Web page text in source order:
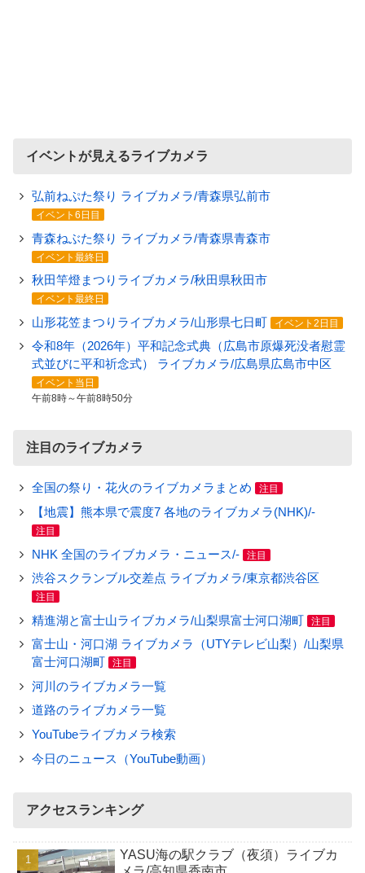
イベントが見えるライブカメラ
弘前ねぷた祭り ライブカメラ/青森県弘前市
イベント6日目
青森ねぶた祭り ライブカメラ/青森県青森市
イベント最終日
秋田竿燈まつりライブカメラ/秋田県秋田市
イベント最終日
山形花笠まつりライブカメラ/山形県七日町 イベント2日目
令和8年（2026年）平和記念式典（広島市原爆死没者慰霊
式並びに平和祈念式） ライブカメラ/広島県広島市中区
イベント当日
午前8時～午前8時50分
注目のライブカメラ
全国の祭り・花火のライブカメラまとめ 注目
【地震】熊本県で震度7 各地のライブカメラ(NHK)/-
注目
NHK 全国のライブカメラ・ニュース/- 注目
渋谷スクランブル交差点 ライブカメラ/東京都渋谷区
注目
精進湖と富士山ライブカメラ/山梨県富士河口湖町 注目
富士山・河口湖 ライブカメラ（UTYテレビ山梨）/山梨県
富士河口湖町
注目
河川のライブカメラ一覧
道路のライブカメラ一覧
YouTubeライブカメラ検索
今日のニュース（YouTube動画）
アクセスランキング
YASU海の駅クラブ（夜須）ライブカ